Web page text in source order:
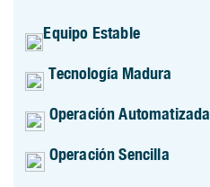
Equipo Estable
Tecnología Madura
Operación Automatizada
Operación Sencilla